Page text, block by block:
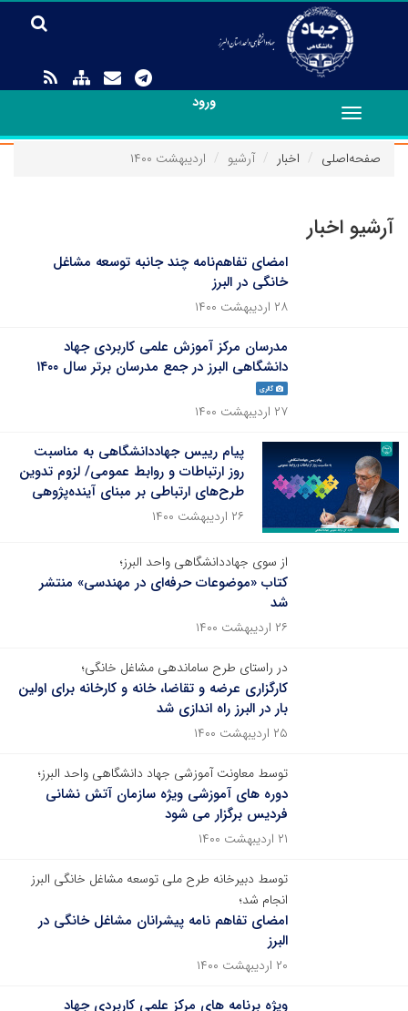
ورود
Toggle
navigation
صفحه‌اصلی
اخبار آرشیو اردیبهشت ۱۴۰۰
آرشیو اخبار
امضای تفاهم‌نامه چند جانبه توسعه مشاغل
خانگی در البرز
۲۸ اردیبهشت ۱۴۰۰
مدرسان مرکز آموزش علمی کاربردی جهاد
دانشگاهی البرز در جمع مدرسان برتر سال ۱۴۰۰
گالری
۲۷ اردیبهشت ۱۴۰۰
پیام رییس جهاددانشگاهی به مناسبت
روز ارتباطات و روابط عمومی/ لزوم تدوین
طرح‌های ارتباطی بر مبنای آینده‌پژوهی
۲۶ اردیبهشت ۱۴۰۰
از سوی جهاددانشگاهی واحد البرز؛
کتاب «موضوعات حرفه‌ای در مهندسی» منتشر
شد
۲۶ اردیبهشت ۱۴۰۰
در راستای طرح ساماندهی مشاغل خانگی؛
کارگزاری عرضه و تقاضا، خانه و کارخانه برای اولین
بار در البرز راه اندازی شد
۲۵ اردیبهشت ۱۴۰۰
توسط معاونت آموزشی جهاد دانشگاهی واحد البرز؛
دوره های آموزشی ویژه سازمان آتش نشانی
فردیس برگزار می شود
۲۱ اردیبهشت ۱۴۰۰
توسط دبیرخانه طرح ملی توسعه مشاغل خانگی البرز
انجام شد؛
امضای تفاهم نامه پیشرانان مشاغل خانگی در
البرز
۲۰ اردیبهشت ۱۴۰۰
ویژه برنامه های مرکز علمی کاربردی جهاد